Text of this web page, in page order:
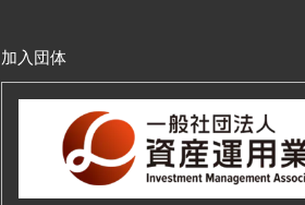
加入団体